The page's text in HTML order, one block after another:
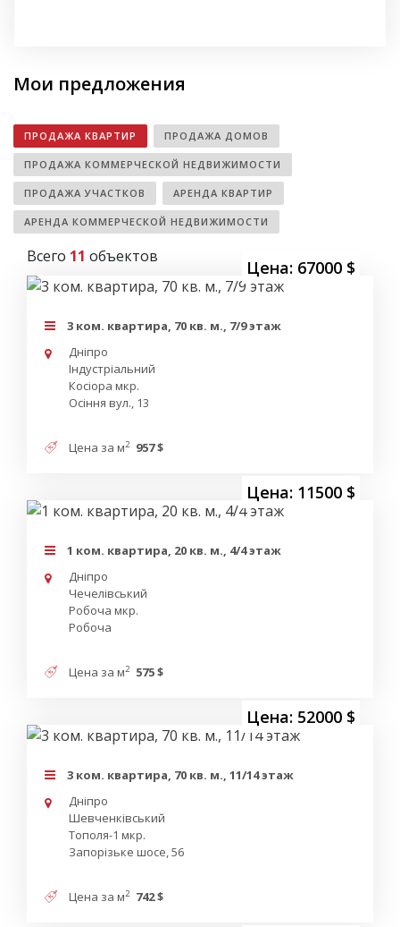
Мои предложения
ПРОДАЖА КВАРТИР ПРОДАЖА ДОМОВ
ПРОДАЖА КОММЕРЧЕСКОЙ НЕДВИЖИМОСТИ
ПРОДАЖА УЧАСТКОВ АРЕНДА КВАРТИР
АРЕНДА КОММЕРЧЕСКОЙ НЕДВИЖИМОСТИ
Всего 11 объектов
Цена: 67000 $
3 ком. квартира, 70 кв. м., 7/9 этаж
Дніпро
Індустріальний
Косіора мкр.
Осіння вул., 13
Цена за м2 957 $
Цена: 11500 $
1 ком. квартира, 20 кв. м., 4/4 этаж
Дніпро
Чечелівський
Робоча мкр.
Робоча
Цена за м2 575 $
Цена: 52000 $
3 ком. квартира, 70 кв. м., 11/14 этаж
Дніпро
Шевченківський
Тополя-1 мкр.
Запорізьке шосе, 56
Цена за м2 742 $